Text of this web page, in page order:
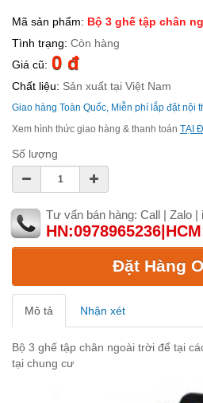
Mã sản phẩm: Bộ 3 ghế tập chân
Tình trạng: Còn hàng
Giá cũ: 0 đ
Chất liệu: Sản xuất tại Việt Nam
Giao hàng Toàn Quốc, Miễn phí lắp đặt nội
Xem hình thức giao hàng & thanh toán TẠI
Số lượng
Tư vấn bán hàng: Call | Zalo |
Đặt Hàng
Mô tả Nhận xét
Bộ 3 ghế tập chân ngoài trời để tại
tại chung cư